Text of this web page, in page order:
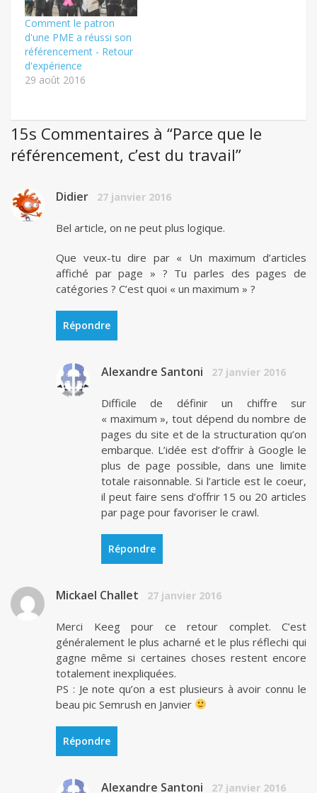
Comment le patron
d'une PME a réussi son
référencement - Retour
d'expérience
29 août 2016
15s Commentaires à “Parce que le
référencement, c’est du travail”
Didier 27 janvier 2016
Bel article, on ne peut plus logique.
Que veux-tu dire par « Un maximum d’articles
affiché par page » ? Tu parles des pages de
catégories ? C’est quoi « un maximum » ?
Répondre
Alexandre Santoni 27 janvier 2016
Difficile de définir un chiffre sur
« maximum », tout dépend du nombre de
pages du site et de la structuration qu’on
embarque. L’idée est d’offrir à Google le
plus de page possible, dans une limite
totale raisonnable. Si l’article est le coeur,
il peut faire sens d’offrir 15 ou 20 articles
par page pour favoriser le crawl.
Répondre
Mickael Challet 27 janvier 2016
Merci Keeg pour ce retour complet. C’est
généralement le plus acharné et le plus réflechi qui
gagne même si certaines choses restent encore
totalement inexpliquées.
PS : Je note qu’on a est plusieurs à avoir connu le
beau pic Semrush en Janvier
Répondre
Alexandre Santoni 27 janvier 2016